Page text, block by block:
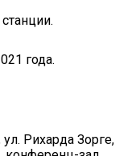
года.
Рихарда Зорге,